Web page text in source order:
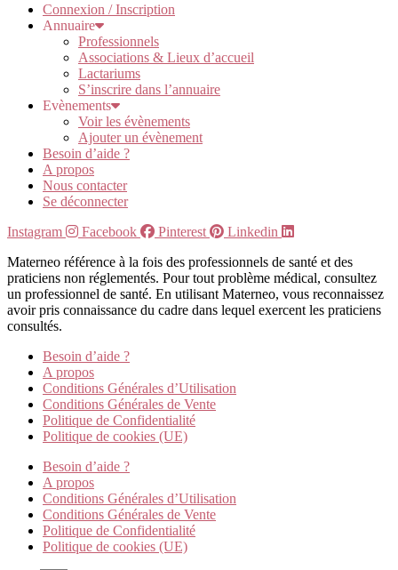
Connexion / Inscription
Annuaire
Professionnels
Associations & Lieux d’accueil
Lactariums
S’inscrire dans l’annuaire
Evènements
Voir les évènements
Ajouter un évènement
Besoin d’aide ?
A propos
Nous contacter
Se déconnecter
Instagram
Facebook Pinterest
Linkedin
Materneo référence à la fois des professionnels de santé et des
praticiens non réglementés. Pour tout problème médical, consultez
un professionnel de santé. En utilisant Materneo, vous reconnaissez
avoir pris connaissance du cadre dans lequel exercent les praticiens
consultés.
Besoin d’aide ?
A propos
Conditions Générales d’Utilisation
Conditions Générales de Vente
Politique de Confidentialité
Politique de cookies (UE)
Besoin d’aide ?
A propos
Conditions Générales d’Utilisation
Conditions Générales de Vente
Politique de Confidentialité
Politique de cookies (UE)